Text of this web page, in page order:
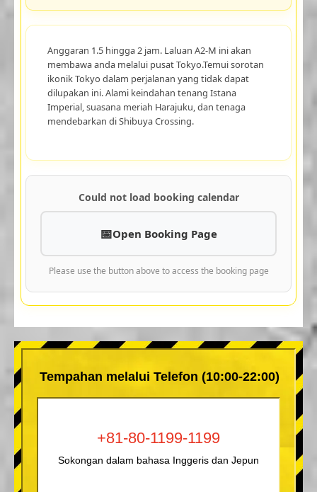
Anggaran 1.5 hingga 2 jam. Laluan A2-M ini akan
membawa anda melalui pusat Tokyo.Temui sorotan
ikonik Tokyo dalam perjalanan yang tidak dapat
dilupakan ini. Alami keindahan tenang Istana
Imperial, suasana meriah Harajuku, dan tenaga
mendebarkan di Shibuya Crossing.
Could not load booking calendar
Open Booking Page
Please use the button above to access the booking page
Tempahan melalui Telefon (10:00-22:00)
+81-80-1199-1199
Sokongan dalam bahasa Inggeris dan Jepun